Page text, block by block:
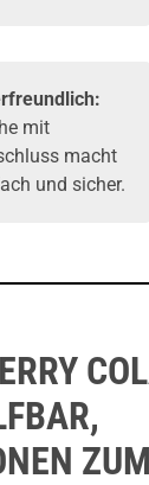
mit
macht
und sicher.